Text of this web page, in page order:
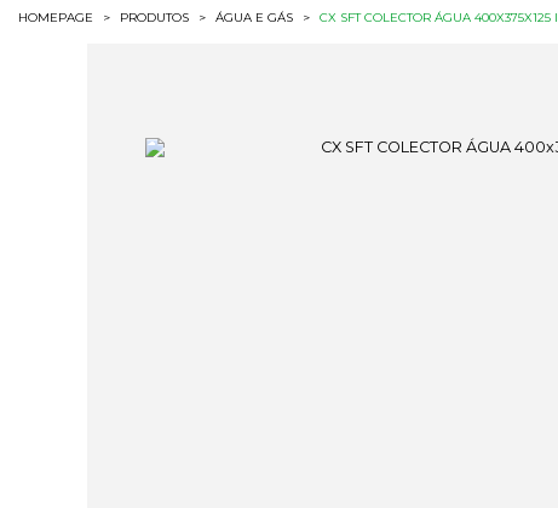
HOMEPAGE > PRODUTOS > ÁGUA E GÁS > CX SFT COLECTOR ÁGUA 400X375X125